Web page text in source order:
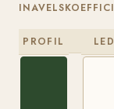
PROFIL